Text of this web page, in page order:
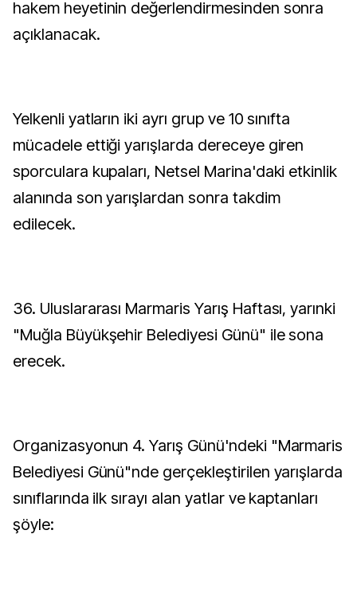
hakem heyetinin değerlendirmesinden sonra
açıklanacak.
Yelkenli yatların iki ayrı grup ve 10 sınıfta
mücadele ettiği yarışlarda dereceye giren
sporculara kupaları, Netsel Marina'daki etkinlik
alanında son yarışlardan sonra takdim
edilecek.
36. Uluslararası Marmaris Yarış Haftası, yarınki
"Muğla Büyükşehir Belediyesi Günü" ile sona
erecek.
Organizasyonun 4. Yarış Günü'ndeki "Marmaris
Belediyesi Günü"nde gerçekleştirilen yarışlarda
sınıflarında ilk sırayı alan yatlar ve kaptanları
şöyle: